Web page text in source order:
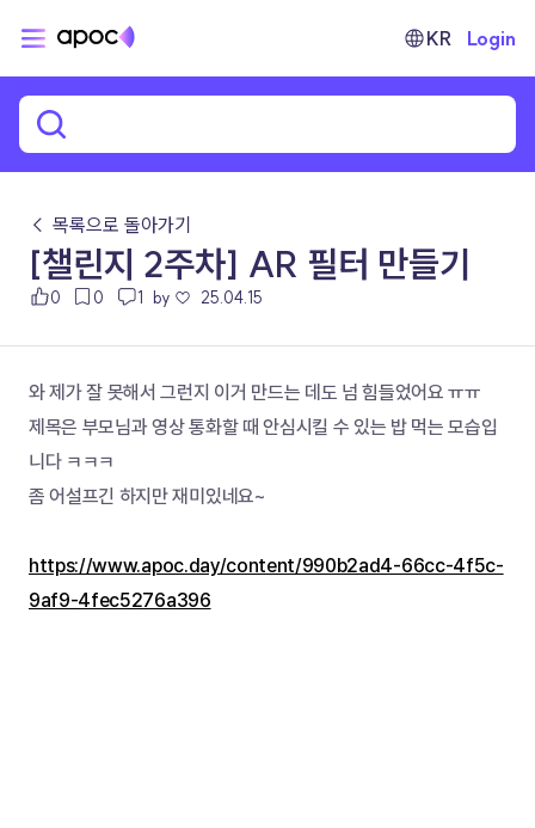
KR Login
← 목록으로 돌아가기
[챌린지 2주차] AR 필터 만들기
0 0 1 by ♡ 25.04.15
와 제가 잘 못해서 그런지 이거 만드는 데도 넘 힘들었어요 ㅠㅠ
제목은 부모님과 영상 통화할 때 안심시킬 수 있는 밥 먹는 모습입
니다 ㅋㅋㅋ
좀 어설프긴 하지만 재미있네요~
https://www.apoc.day/content/990b2ad4-66cc-4f5c-
9af9-4fec5276a396